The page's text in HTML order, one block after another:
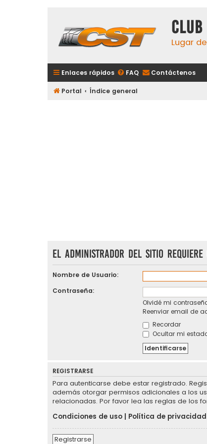
Lugar
Enlaces rápidos FAQ Contáctenos
Portal Índice general
El administrador del sitio
Nombre de Usuario:
Contraseña:
Olvidé mi
Reenviar email de
Recordar
Ocultar mi
REGISTRARSE
Para autenticarse debe estar registrado.
además otorgar permisos adicionales a los
relacionadas. Por favor lea las reglas de los
Condiciones de uso
Política de privacidad
Registrarse